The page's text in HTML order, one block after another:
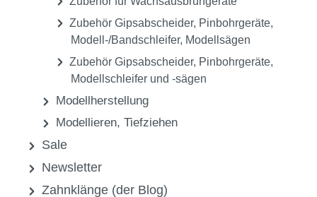
Zubehör Gipsabscheider, Pinbohrgeräte,
Modell-/Bandschleifer, Modellsägen
Zubehör Gipsabscheider, Pinbohrgeräte,
Modellschleifer und -sägen
Modellherstellung
Modellieren, Tiefziehen
Sale
Newsletter
Zahnklänge (der Blog)